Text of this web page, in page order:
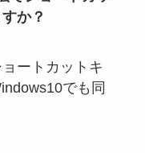
か？
ートカットキ
でも同